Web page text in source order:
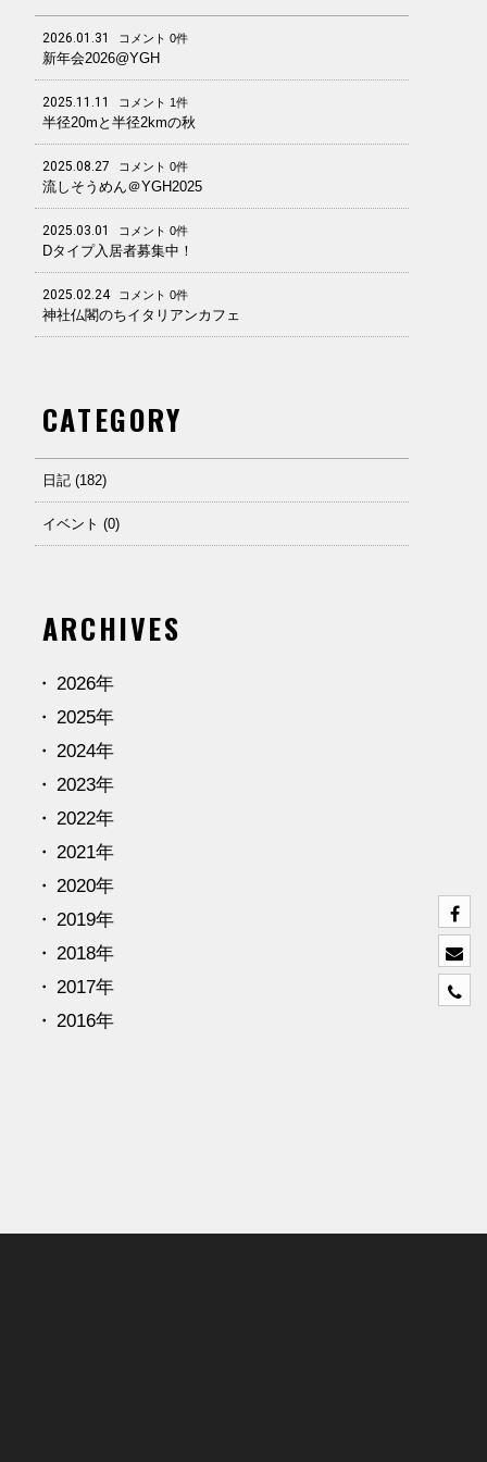
2026.01.31 コメント 0件
新年会2026@YGH
2025.11.11 コメント 1件
半径20mと半径2kmの秋
2025.08.27 コメント 0件
流しそうめん＠YGH2025
2025.03.01 コメント 0件
Dタイプ入居者募集中！
2025.02.24 コメント 0件
神社仏閣のちイタリアンカフェ
CATEGORY
日記 (182)
イベント (0)
ARCHIVES
2026年
2025年
2024年
2023年
2022年
2021年
2020年
2019年
2018年
2017年
2016年